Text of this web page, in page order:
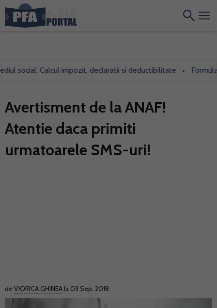
social: Calcul impozit, declaratii si deductibilitate •
Avertisment de la ANAF!
Atentie daca primiti
urmatoarele SMS-uri!
deVIORICA GHINEA la 03 Sep. 2018